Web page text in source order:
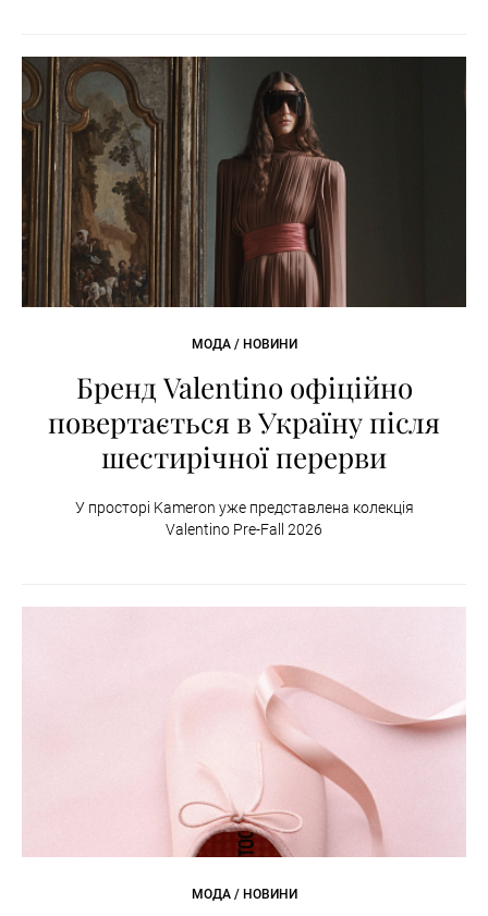
МОДА / НОВИНИ
Бренд Valentino офіційно
повертається в Україну після
шестирічної перерви
У просторі Kameron уже представлена колекція
Valentino Pre-Fall 2026
МОДА / НОВИНИ